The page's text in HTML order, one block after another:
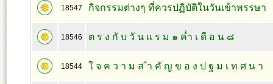
18547 กิจกรรมต่างๆ ที่ควรปฏิบัติในวันเข้าพรรษา
18546 ต ร ง กั บ วั น แ ร ม ๑ ค่ำ เ ดื อ น ๘
18544 ใ จ ค ว า ม ส ำ คั ญ ข อ ง ป ฐ ม เ ท ศ น า